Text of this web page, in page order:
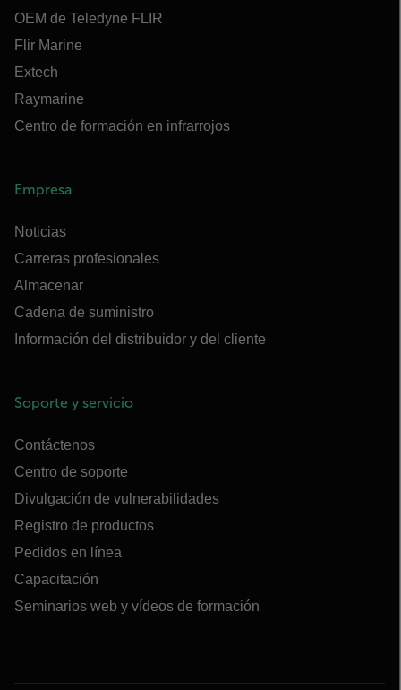
OEM de Teledyne FLIR
Flir Marine
Extech
Raymarine
Centro de formación en infrarrojos
Empresa
Noticias
Carreras profesionales
Almacenar
Cadena de suministro
Información del distribuidor y del cliente
Soporte y servicio
Contáctenos
Centro de soporte
Divulgación de vulnerabilidades
Registro de productos
Pedidos en línea
Capacitación
Seminarios web y vídeos de formación